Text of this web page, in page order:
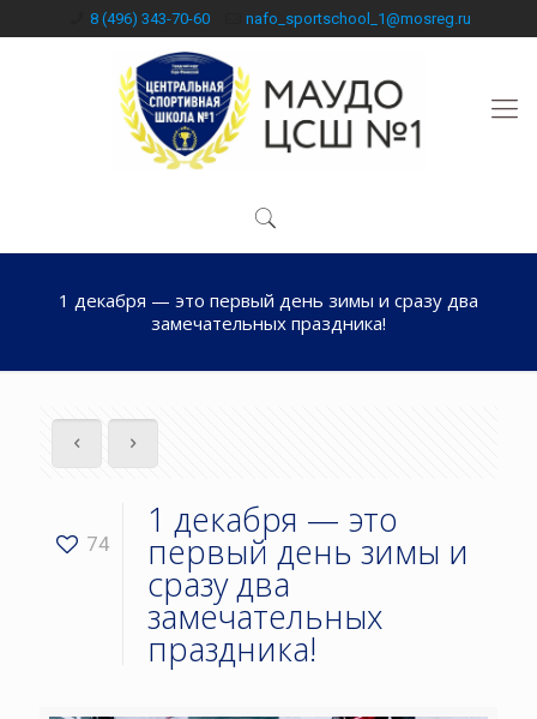
8 (496) 343-70-60 nafo_sportschool_1@mosreg.ru
1 декабря — это первый день зимы и сразу два
замечательных праздника!
74
1 декабря — это
первый день зимы и
сразу два
замечательных
праздника!